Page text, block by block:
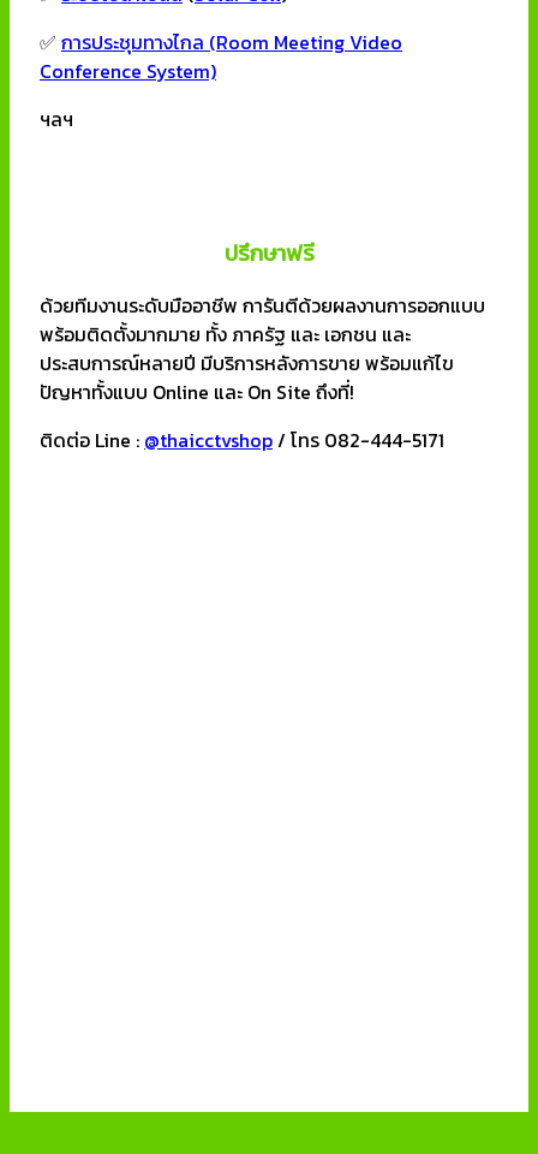
✅ การประชุมทางไกล (Room Meeting Video
Conference System)
ฯลฯ
ปรึกษาฟรี
ด้วยทีมงานระดับมืออาชีพ การันตีด้วยผลงานการออกแบบ
พร้อมติดตั้งมากมาย ทั้ง ภาครัฐ และ เอกชน และ
ประสบการณ์หลายปี มีบริการหลังการขาย พร้อมแก้ไข
ปัญหาทั้งแบบ Online และ On Site ถึงที่!
ติดต่อ Line : @thaicctvshop/ โทร 082-444-5171